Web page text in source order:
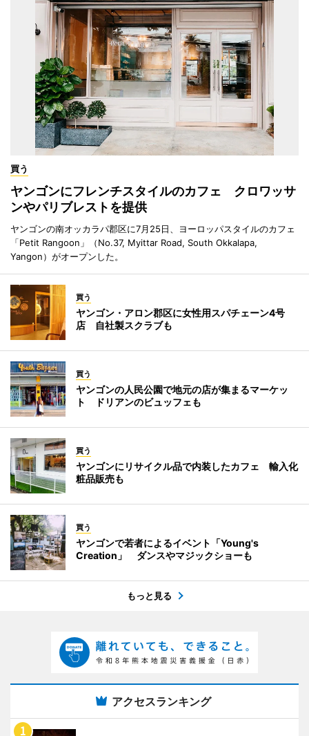
買う
ヤンゴンにフレンチスタイルのカフェ クロワッサ
ンやパリブレストを提供
ヤンゴンの南オッカラパ郡区に7月25日、ヨーロッパスタイルのカフェ
「Petit Rangoon」（No.37, Myittar Road, South Okkalapa,
Yangon）がオープンした。
買う
ヤンゴン・アロン郡区に女性用スパチェーン4号
店 自社製スクラブも
買う
ヤンゴンの人民公園で地元の店が集まるマーケッ
ト ドリアンのビュッフェも
買う
ヤンゴンにリサイクル品で内装したカフェ 輸入化
粧品販売も
買う
ヤンゴンで若者によるイベント「Young's
Creation」 ダンスやマジックショーも
もっと見る
アクセスランキング